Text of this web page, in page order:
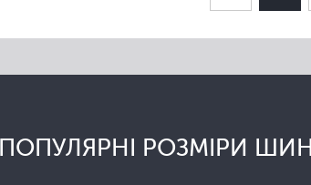
ПОПУЛЯРНІ РОЗМІРИ ШИН